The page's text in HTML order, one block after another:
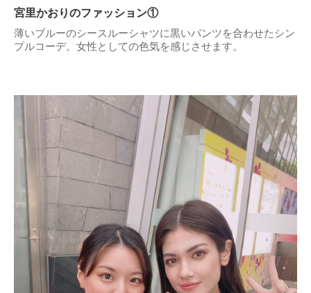
宮里かおりのファッション①
薄いブルーのシースルーシャツに黒いパンツを合わせたシン
プルコーデ。女性としての色気を感じさせます。